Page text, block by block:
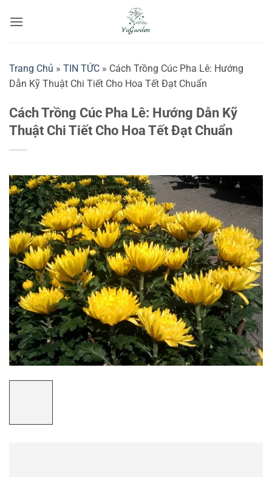
qua
Trang Chủ » TIN TỨC » Cách Trồng Cúc Pha Lê: Hướng
Dẫn Kỹ Thuật Chi Tiết Cho Hoa Tết Đạt Chuẩn
Cách Trồng Cúc Pha Lê: Hướng Dẫn Kỹ
Thuật Chi Tiết Cho Hoa Tết Đạt Chuẩn